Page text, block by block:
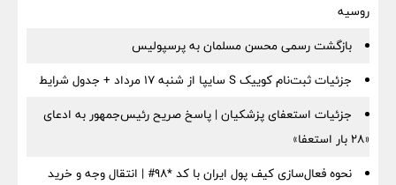
روسیه
بازگشت رسمی محسن مسلمان به پرسپولیس
جزئیات ثبت‌نام کوییک S سایپا از شنبه ۱۷ مرداد + جدول شرایط
جزئیات استعفای پزشکیان | پاسخ صریح رئیس‌جمهور به ادعای
«۲۸ بار استعفا»
نحوه فعال‌سازی کیف پول ایران با کد *98# | انتقال وجه و خرید